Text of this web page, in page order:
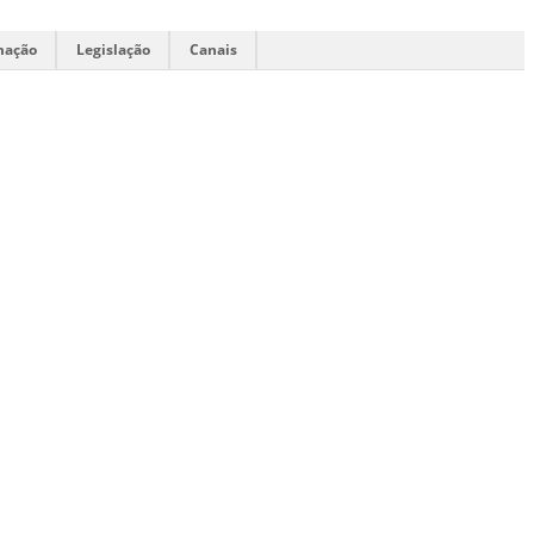
Legislação Canais